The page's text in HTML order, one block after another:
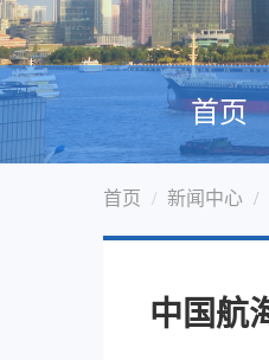
首页
首页 新闻中心
中国航